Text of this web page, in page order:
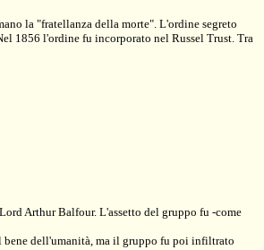
la "fratellanza della morte". L'ordine segreto
1856 l'ordine fu incorporato nel Russel Trust. Tra
Arthur Balfour. L'assetto del gruppo fu -come
dell'umanità, ma il gruppo fu poi infiltrato